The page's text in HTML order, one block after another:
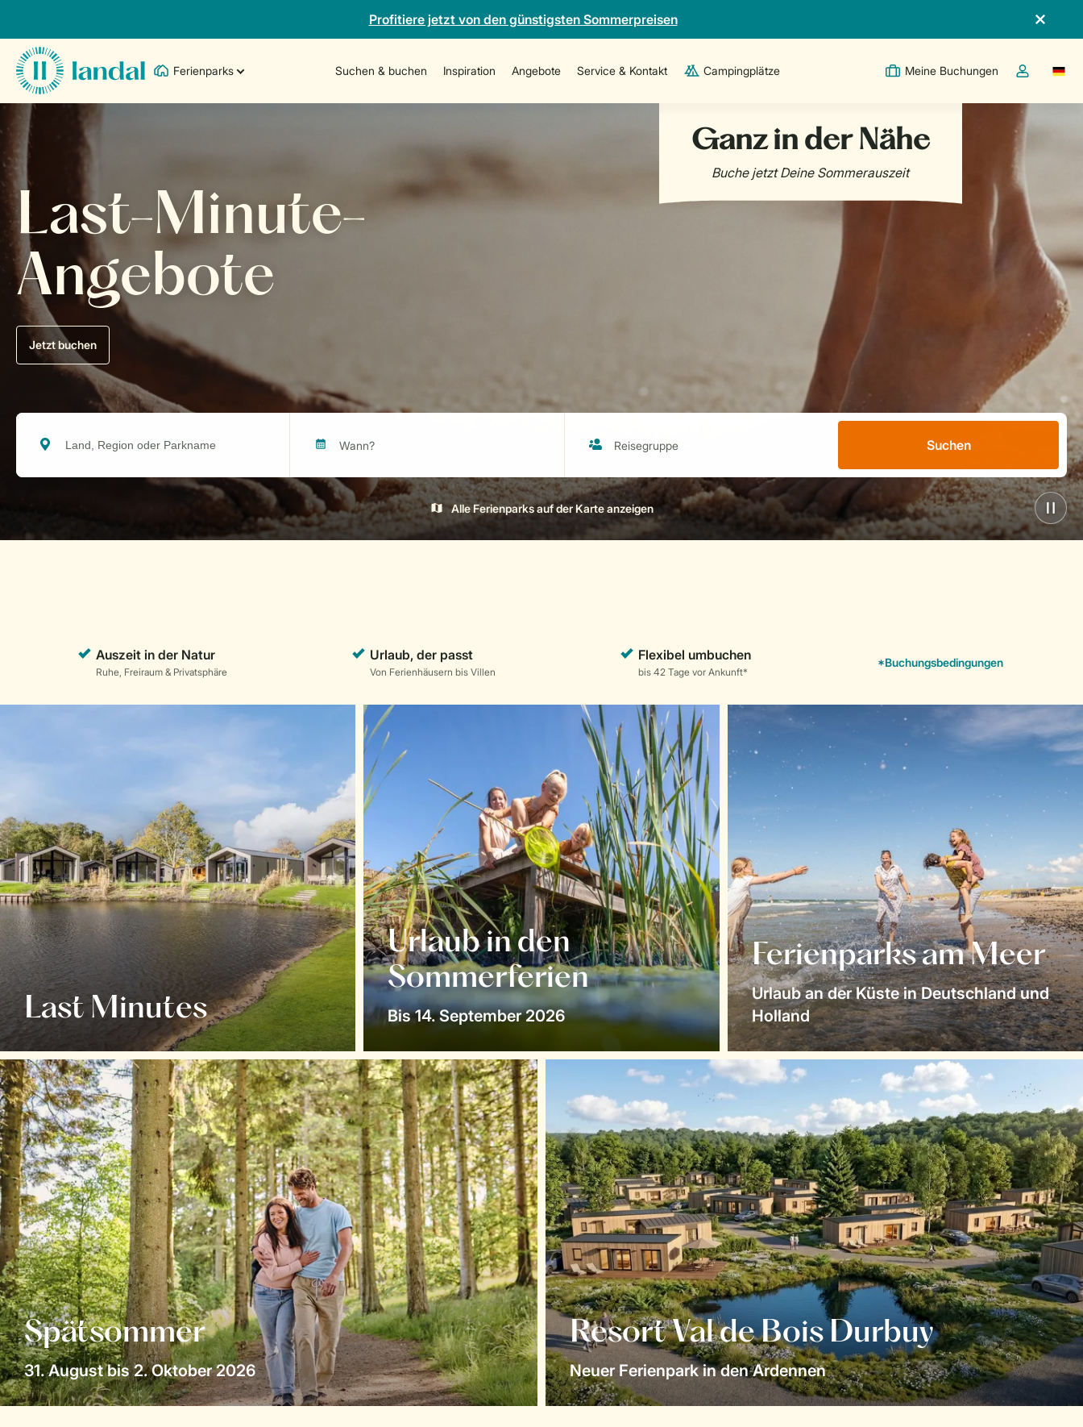
Profitiere jetzt von den günstigsten Sommerpreisen
Ferienparks Suchen & buchen Inspiration Angebote Service & Kontakt Campingplätze Meine Buchungen
Dropdown-
Last-Minute-
Angebote
Jetzt buchen
Suchen
Alle Ferienparks auf der Karte anzeigen
Last Minutes
Urlaub in den
Sommerferien
Bis 14. September 2026
Ferienparks am Meer
Urlaub an der Küste in Deutschland und
Holland
Spätsommer
31. August bis 2. Oktober 2026
Resort Val de Bois Durbuy
Neuer Ferienpark in den Ardennen